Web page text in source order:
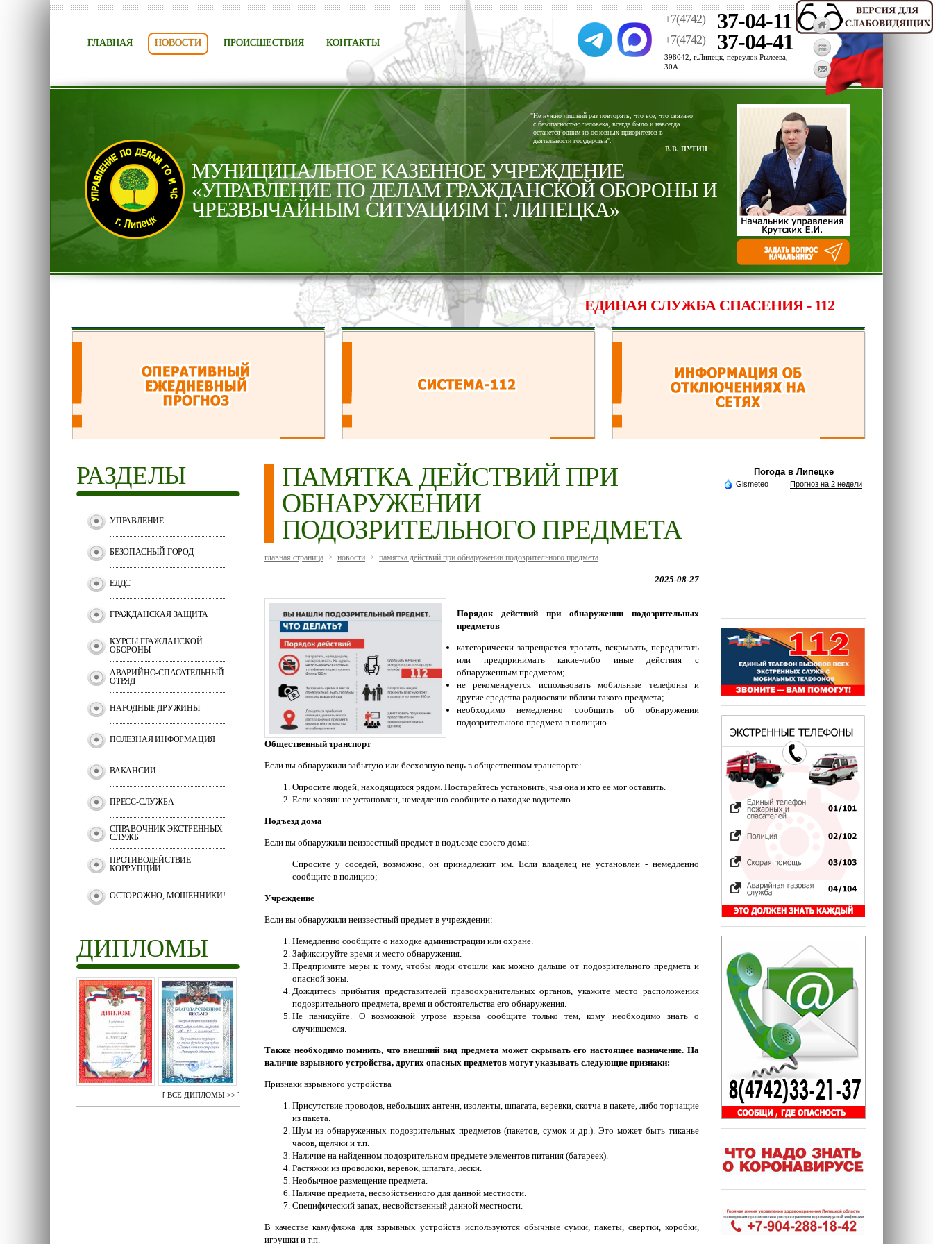
ГЛАВНАЯ НОВОСТИ ПРОИСШЕСТВИЯ КОНТАКТЫ
+7(4742) 37-04-11
+7(4742) 37-04-41
398042, г.Липецк, переулок Рылеева,
30А
"Не нужно лишний раз повторять, что все, что связано
с безопасностью человека, всегда было и навсегда
останется одним из основных приоритетов в
деятельности государства".
В.В. ПУТИН
МУНИЦИПАЛЬНОЕ КАЗЕННОЕ УЧРЕЖДЕНИЕ
«УПРАВЛЕНИЕ ПО ДЕЛАМ ГРАЖДАНСКОЙ ОБОРОНЫ И
ЧРЕЗВЫЧАЙНЫМ СИТУАЦИЯМ Г. ЛИПЕЦКА»
ЕДИНАЯ СЛУЖБА СПАСЕНИЯ - 112,
РАЗДЕЛЫ
УПРАВЛЕНИЕ
БЕЗОПАСНЫЙ ГОРОД
ЕДДС
ГРАЖДАНСКАЯ ЗАЩИТА
КУРСЫ ГРАЖДАНСКОЙ
ОБОРОНЫ
АВАРИЙНО-СПАСАТЕЛЬНЫЙ
ОТРЯД
НАРОДНЫЕ ДРУЖИНЫ
ПОЛЕЗНАЯ ИНФОРМАЦИЯ
ВАКАНСИИ
ПРЕСС-СЛУЖБА
СПРАВОЧНИК ЭКСТРЕННЫХ
СЛУЖБ
ПРОТИВОДЕЙСТВИЕ
КОРРУПЦИИ
ОСТОРОЖНО, МОШЕННИКИ!
ДИПЛОМЫ
[ ВСЕ ДИПЛОМЫ >> ]
ПАМЯТКА ДЕЙСТВИЙ ПРИ
ОБНАРУЖЕНИИ
ПОДОЗРИТЕЛЬНОГО ПРЕДМЕТА
главная страница > новости > памятка действий при обнаружении подозрительного предмета
2025-08-27
Порядок действий при обнаружении подозрительных
предметов
категорически запрещается трогать, вскрывать, передвигать
или предпринимать какие-либо иные действия с
обнаруженным предметом;
не рекомендуется использовать мобильные телефоны и
другие средства радиосвязи вблизи такого предмета;
необходимо немедленно сообщить об обнаружении
подозрительного предмета в полицию.
Общественный транспорт
Если вы обнаружили забытую или бесхозную вещь в общественном транспорте:
Опросите людей, находящихся рядом. Постарайтесь установить, чья она и кто ее мог оставить.
Если хозяин не установлен, немедленно сообщите о находке водителю.
Подъезд дома
Если вы обнаружили неизвестный предмет в подъезде своего дома:
Спросите у соседей, возможно, он принадлежит им. Если владелец не установлен - немедленно
сообщите в полицию;
Учреждение
Если вы обнаружили неизвестный предмет в учреждении:
Немедленно сообщите о находке администрации или охране.
Зафиксируйте время и место обнаружения.
Предпримите меры к тому, чтобы люди отошли как можно дальше от подозрительного предмета и
опасной зоны.
Дождитесь прибытия представителей правоохранительных органов, укажите место расположения
подозрительного предмета, время и обстоятельства его обнаружения.
Не паникуйте. О возможной угрозе взрыва сообщите только тем, кому необходимо знать о
случившемся.
Также необходимо помнить, что внешний вид предмета может скрывать его настоящее назначение. На
наличие взрывного устройства, других опасных предметов могут указывать следующие признаки:
Признаки взрывного устройства
Присутствие проводов, небольших антенн, изоленты, шпагата, веревки, скотча в пакете, либо торчащие
из пакета.
Шум из обнаруженных подозрительных предметов (пакетов, сумок и др.). Это может быть тиканье
часов, щелчки и т.п.
Наличие на найденном подозрительном предмете элементов питания (батареек).
Растяжки из проволоки, веревок, шпагата, лески.
Необычное размещение предмета.
Наличие предмета, несвойственного для данной местности.
Специфический запах, несвойственный данной местности.
В качестве камуфляжа для взрывных устройств используются обычные сумки, пакеты, свертки, коробки,
игрушки и т.п.
Погода в Липецке
Gismeteo Прогноз на 2 недели